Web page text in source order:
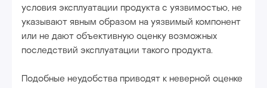
условия эксплуатации продукта с уязвимостью, не
указывают явным образом на уязвимый компонент
или не дают объективную оценку возможных
последствий эксплуатации такого продукта.
Подобные неудобства приводят к неверной оценке